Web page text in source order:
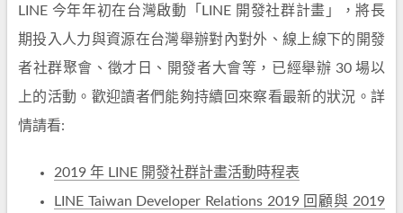
LINE 今年年初在台灣啟動「LINE 開發社群計畫」，將長
期投入人力與資源在台灣舉辦對內對外、線上線下的開發
者社群聚會、徵才日、開發者大會等，已經舉辦 30 場以
上的活動。歡迎讀者們能夠持續回來察看最新的狀況。詳
情請看:
2019 年 LINE 開發社群計畫活動時程表
LINE Taiwan Developer Relations 2019 回顧與 2019